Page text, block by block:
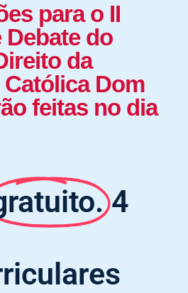
para o II
Debate do
da
Dom
feitas no dia
4